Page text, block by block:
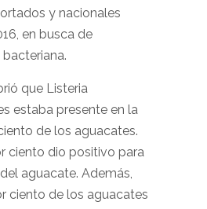
y nacionales
en busca de
que Listeria
estaba presente en la
de los aguacates.
ciento dio positivo para
aguacate. Además,
ciento de los aguacates